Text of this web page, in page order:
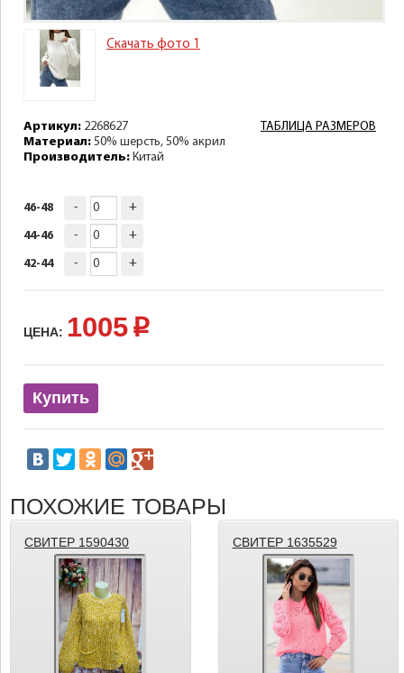
Скачать фото 1
ТАБЛИЦА РАЗМЕРОВ
Артикул: 2268627
Материал: 50% шерсть, 50% акрил
Производитель: Китай
46-48 - +
44-46 - +
42-44 - +
ЦЕНА: 1005 p
Купить
ПОХОЖИЕ ТОВАРЫ
СВИТЕР 1590430 СВИТЕР 1635529